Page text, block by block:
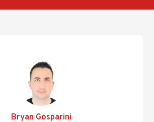
Bryan Gosparini